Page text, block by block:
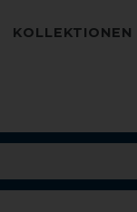
KOLLEKTIONEN